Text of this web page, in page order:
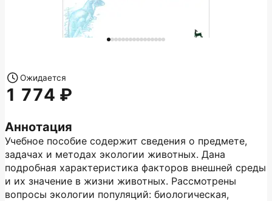
Аннотация
Учебное пособие содержит сведения о предмете,
задачах и методах экологии животных. Дана
подробная характеристика факторов внешней среды
и их значение в жизни животных. Рассмотрены
вопросы экологии популяций: биологическая,
Ожидается
1 774